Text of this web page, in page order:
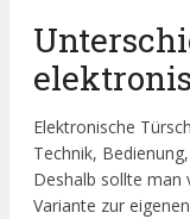
Elektronische
Technik,
Deshalb sollte man
Variante zur